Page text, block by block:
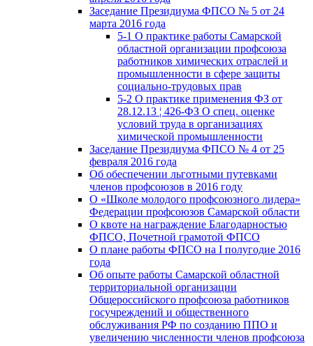
Заседание Президиума ФПСО № 5 от 24
марта 2016 года
5-1 О практике работы Самарской
областной организации профсоюза
работников химических отраслей и
промышленности в сфере защиты
социально-трудовых прав
5-2 О практике применения ФЗ от
28.12.13 ¦ 426-ФЗ О спец. оценке
условий труда в организациях
химической промышленности
Заседание Президиума ФПСО № 4 от 25
февраля 2016 года
Об обеспечении льготными путевками
членов профсоюзов в 2016 году
О «Школе молодого профсоюзного лидера»
Федерации профсоюзов Самарской области
О квоте на награждение Благодарностью
ФПСО, Почетной грамотой ФПСО
О плане работы ФПСО на I полугодие 2016
года
Об опыте работы Самарской областной
территориальной организации
Общероссийского профсоюза работников
госучреждений и общественного
обслуживания РФ по созданию ППО и
увеличению численности членов профсоюза